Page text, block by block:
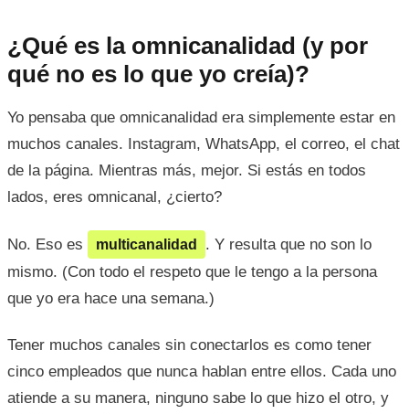
¿Qué es la omnicanalidad (y por
qué no es lo que yo creía)?
Yo pensaba que omnicanalidad era simplemente estar en
muchos canales. Instagram, WhatsApp, el correo, el chat
de la página. Mientras más, mejor. Si estás en todos
lados, eres omnicanal, ¿cierto?
No. Eso es multicanalidad
. Y resulta que no son lo
mismo. (Con todo el respeto que le tengo a la persona
que yo era hace una semana.)
Tener muchos canales sin conectarlos es como tener
cinco empleados que nunca hablan entre ellos. Cada uno
atiende a su manera, ninguno sabe lo que hizo el otro, y